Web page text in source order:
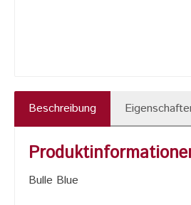
Beschreibung
Bulle Blue